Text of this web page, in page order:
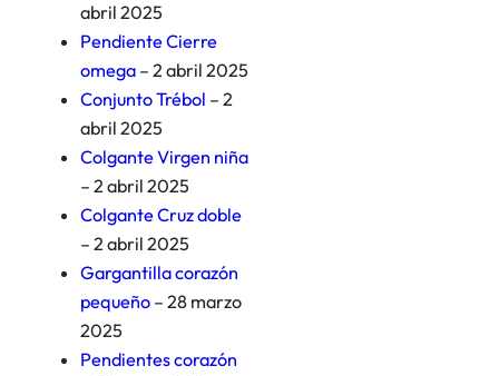
abril 2025
Pendiente Cierre
omega – 2 abril 2025
Conjunto Trébol – 2
abril 2025
Colgante Virgen niña
– 2 abril 2025
Colgante Cruz doble
– 2 abril 2025
Gargantilla corazón
pequeño – 28 marzo
2025
Pendientes corazón